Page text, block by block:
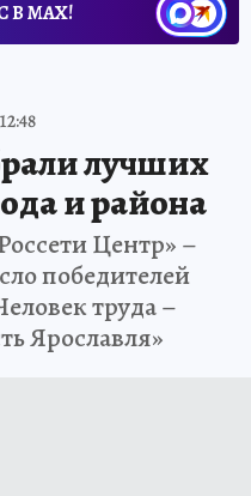
В МАХ!
лучших
и района
Центр» –
победителей
труда –
Ярославля»